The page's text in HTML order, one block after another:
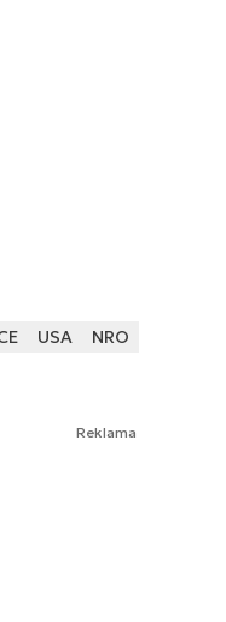
USA NRO
Reklama